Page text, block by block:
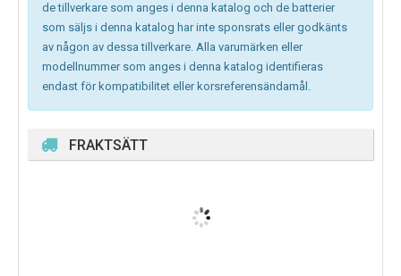
de tillverkare som anges i denna katalog och de batterier
som säljs i denna katalog har inte sponsrats eller godkänts
av någon av dessa tillverkare. Alla varumärken eller
modellnummer som anges i denna katalog identifieras
endast för kompatibilitet eller korsreferensändamål.
FRAKTSÄTT